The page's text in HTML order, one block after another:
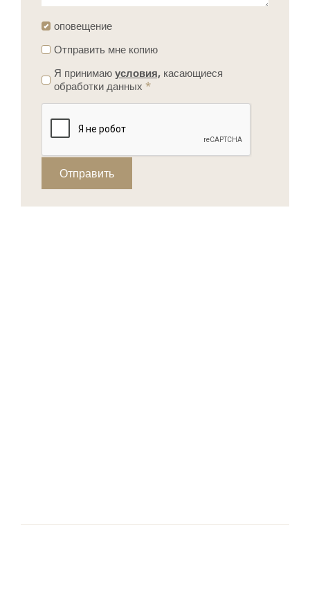
оповещение
Отправить мне копию
Я принимаю условия, касающиеся
обработки данных *
Отправить